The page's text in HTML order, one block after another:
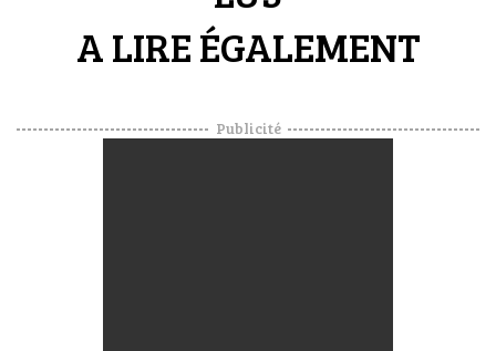
A LIRE ÉGALEMENT
Publicité